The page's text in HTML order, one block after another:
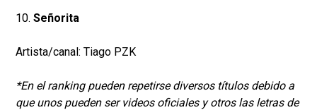
10. Señorita
Artista/canal: Tiago PZK
*En el ranking pueden repetirse diversos títulos debido a
que unos pueden ser videos oficiales y otros las letras de